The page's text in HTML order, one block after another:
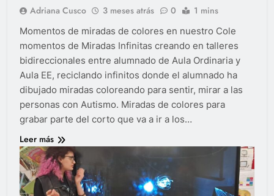
Adriana Cusco 3 meses atrás 0 1 mins
Momentos de miradas de colores en nuestro Cole
momentos de Miradas Infinitas creando en talleres
bidireccionales entre alumnado de Aula Ordinaria y
Aula EE, reciclando infinitos donde el alumnado ha
dibujado miradas coloreando para sentir, mirar a las
personas con Autismo. Miradas de colores para
grabar parte del corto que va a ir a los…
Leer más